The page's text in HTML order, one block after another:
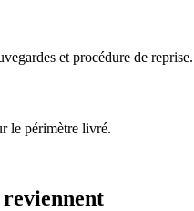
et procédure de reprise.
le périmètre livré.